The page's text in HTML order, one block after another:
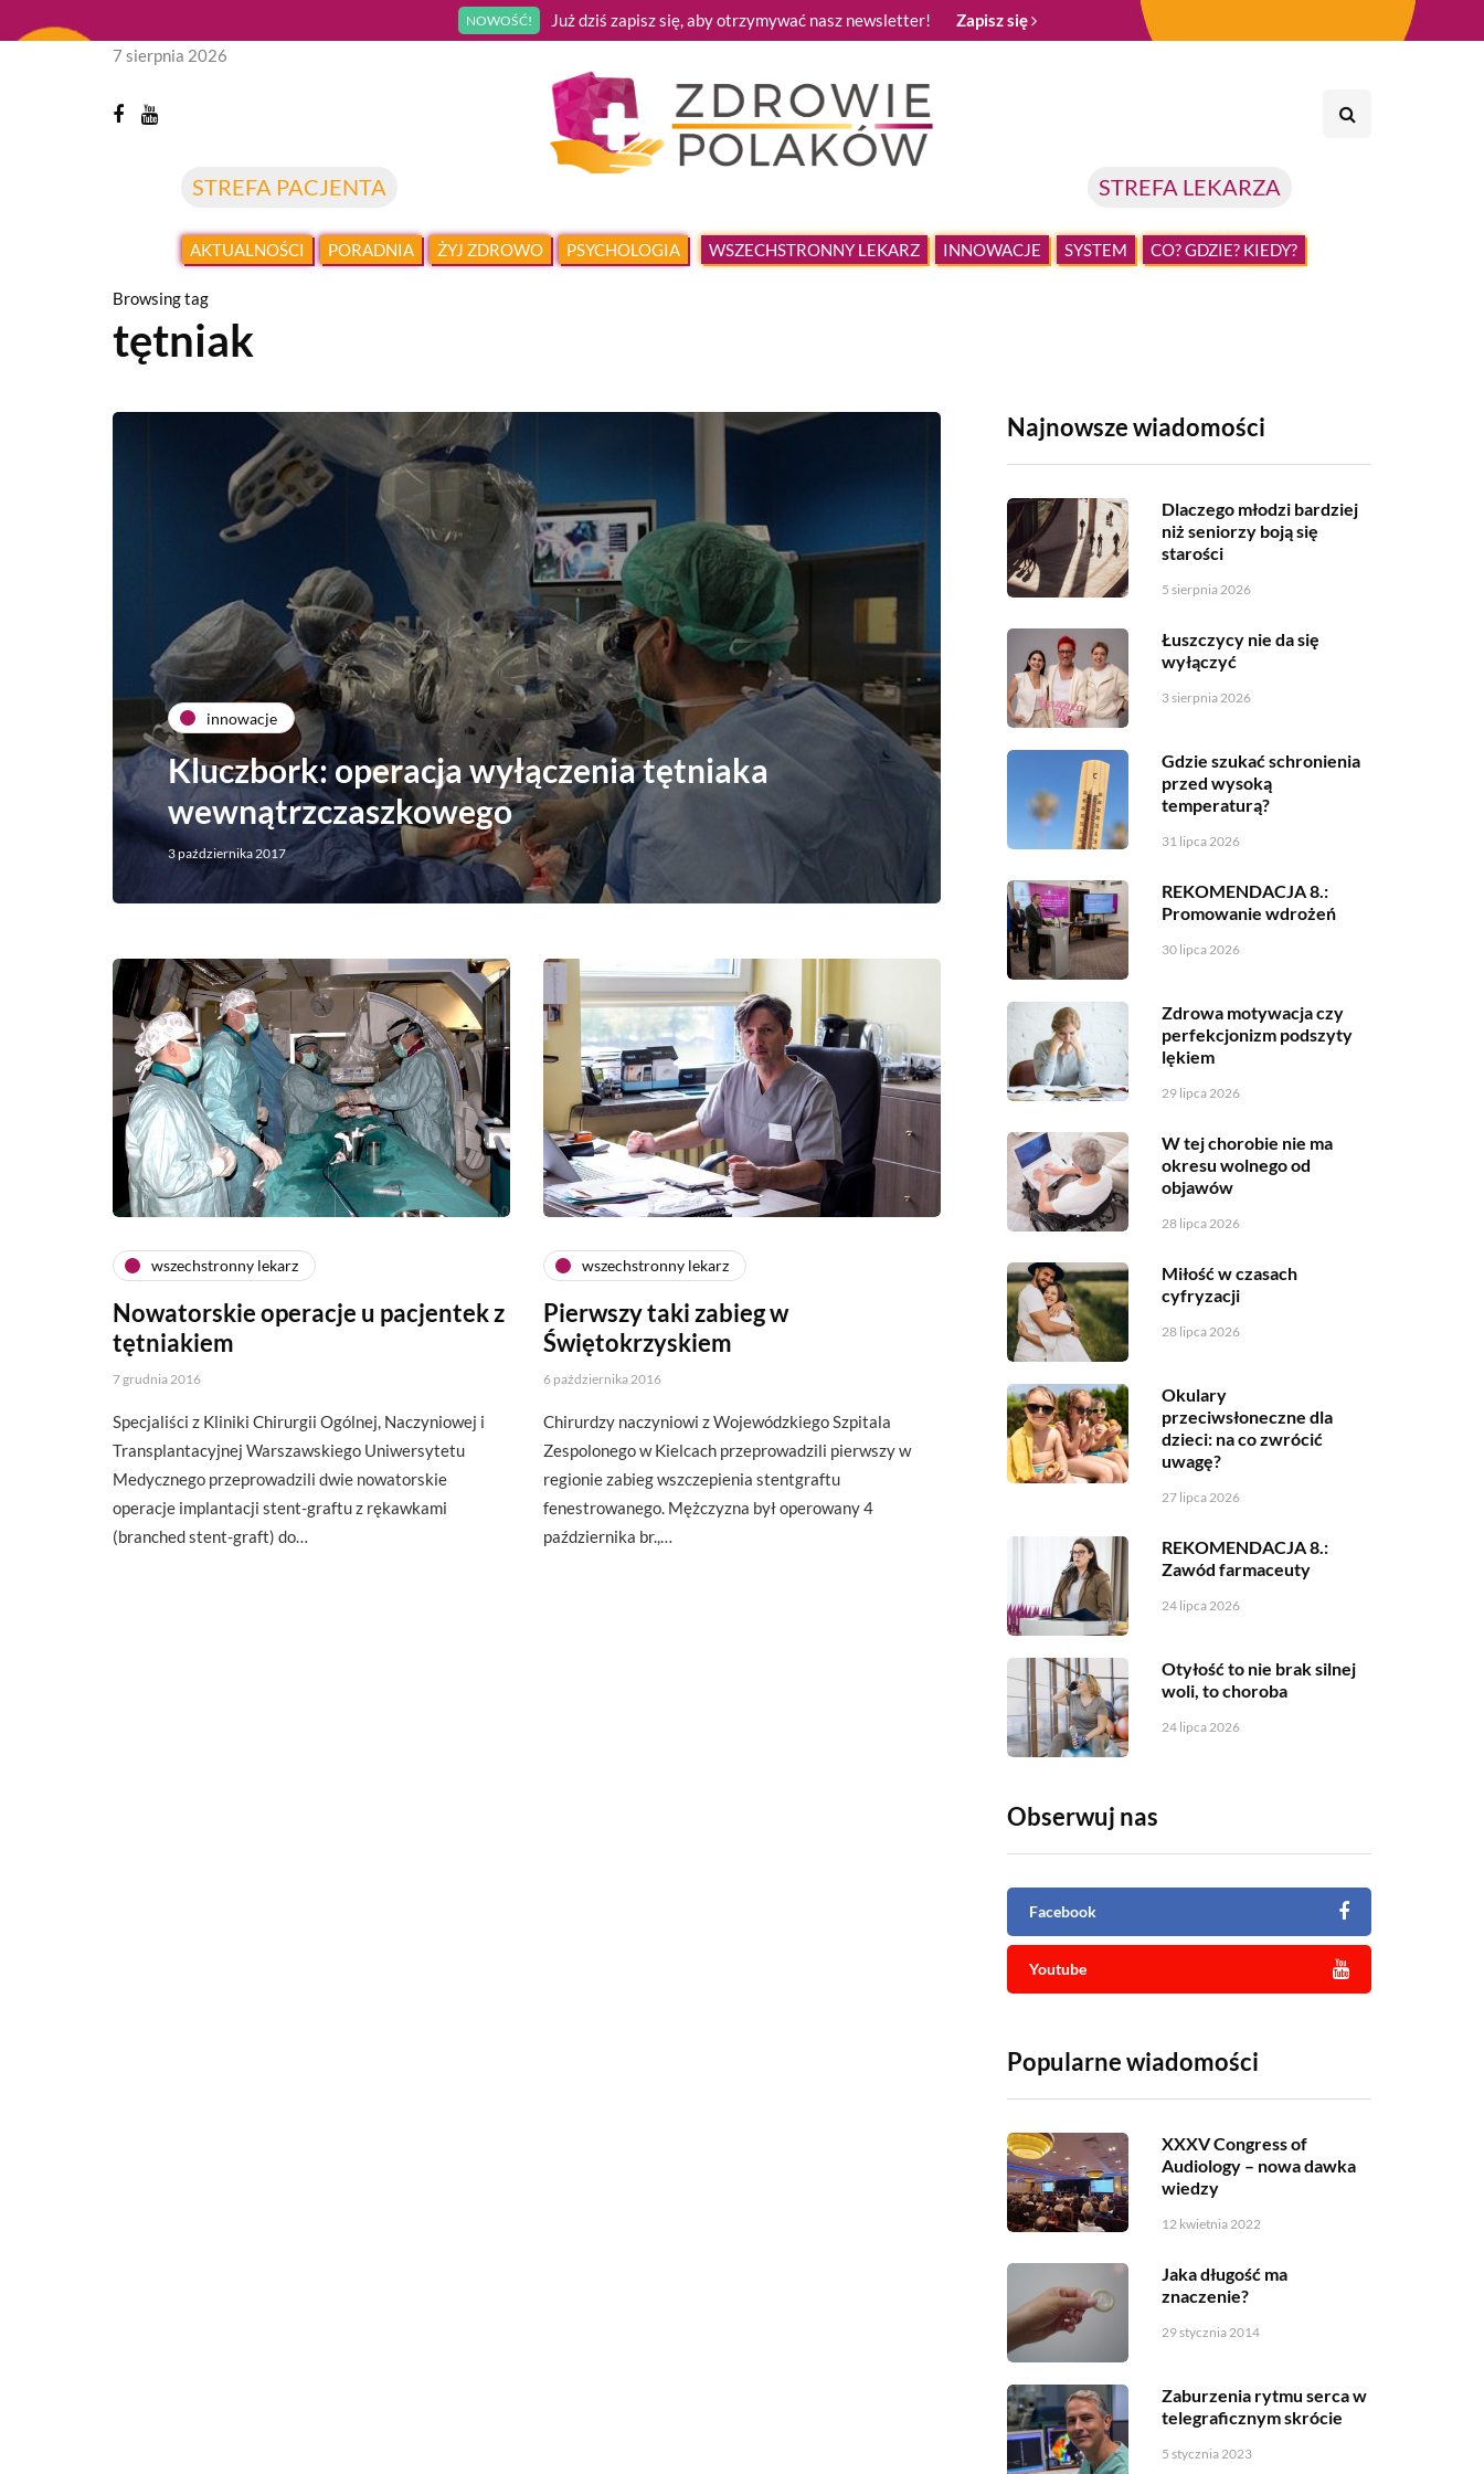
NOWOŚĆ! Już dziś zapisz się, aby otrzymywać nasz newsletter! Zapisz się
STREFA PACJENTA STREFA LEKARZA
7 sierpnia 2026
AKTUALNOŚCI PORADNIA ŻYJ ZDROWO PSYCHOLOGIA WSZECHSTRONNY LEKARZ INNOWACJE SYSTEM CO? GDZIE? KIEDY?
Browsing tag
tętniak
innowacje
Kluczbork: operacja wyłączenia tętniaka
wewnątrzczaszkowego
3 października 2017
wszechstronny lekarz
Nowatorskie operacje u pacjentek z
tętniakiem
7 grudnia 2016
Specjaliści z Kliniki Chirurgii Ogólnej, Naczyniowej i
Transplantacyjnej Warszawskiego Uniwersytetu
Medycznego przeprowadzili dwie nowatorskie
operacje implantacji stent-graftu z rękawkami
(branched stent-graft) do…
wszechstronny lekarz
Pierwszy taki zabieg w
Świętokrzyskiem
6 października 2016
Chirurdzy naczyniowi z Wojewódzkiego Szpitala
Zespolonego w Kielcach przeprowadzili pierwszy w
regionie zabieg wszczepienia stentgraftu
fenestrowanego. Mężczyzna był operowany 4
października br.,…
Najnowsze wiadomości
Dlaczego młodzi bardziej
niż seniorzy boją się
starości
5 sierpnia 2026
Łuszczycy nie da się
wyłączyć
3 sierpnia 2026
Gdzie szukać schronienia
przed wysoką
temperaturą?
31 lipca 2026
REKOMENDACJA 8.:
Promowanie wdrożeń
30 lipca 2026
Zdrowa motywacja czy
perfekcjonizm podszyty
lękiem
29 lipca 2026
W tej chorobie nie ma
okresu wolnego od
objawów
28 lipca 2026
Miłość w czasach
cyfryzacji
28 lipca 2026
Okulary
przeciwsłoneczne dla
dzieci: na co zwrócić
uwagę?
27 lipca 2026
REKOMENDACJA 8.:
Zawód farmaceuty
24 lipca 2026
Otyłość to nie brak silnej
woli, to choroba
24 lipca 2026
Obserwuj nas
Facebook
Youtube
Popularne wiadomości
XXXV Congress of
Audiology – nowa dawka
wiedzy
12 kwietnia 2022
Jaka długość ma
znaczenie?
29 stycznia 2014
Zaburzenia rytmu serca w
telegraficznym skrócie
5 stycznia 2023